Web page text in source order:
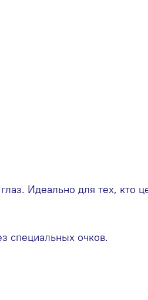
Идеально для тех, кто
специальных очков.